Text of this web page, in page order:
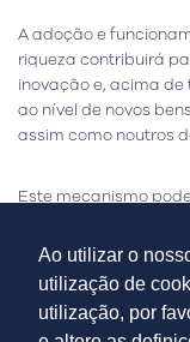
Ao utilizar o
utilização de
utilização, por
A adoção e
riqueza contribuirá
inovação e, acima
ao nível de novos
assim como noutros
Este mecanismo
sendo objetivo da
processo de
Temos know-how na